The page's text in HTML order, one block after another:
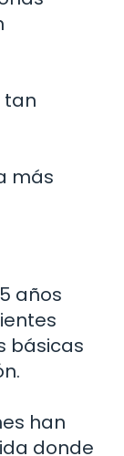
tan
más
años
básicas
han
donde